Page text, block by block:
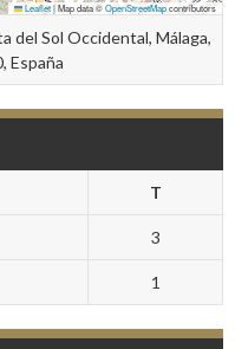
Leaflet|Map data ©OpenStreetMapcontributors
del Sol Occidental, Málaga,
España
T
3
1